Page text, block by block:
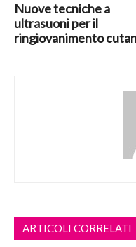
Nuove tecniche a
ultrasuoni per il
ringiovanimento
ARTICOLI CORRELATI